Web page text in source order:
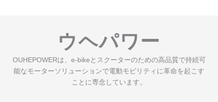
ウヘパワー
OUHEPOWERは、e-bikeとスクーターのための高品質で持続可
能なモーターソリューションで電動モビリティに革命を起こす
ことに専念しています。